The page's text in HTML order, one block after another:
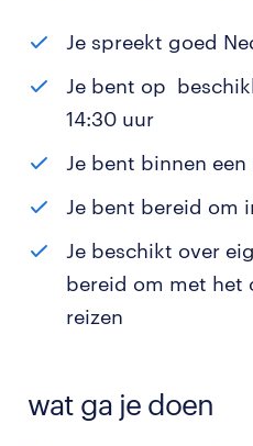
Je spreekt goed
Je bent op
14:30 uur
Je bent binnen
Je bent bereid om
Je beschikt over
bereid om met het
reizen
wat ga je doen